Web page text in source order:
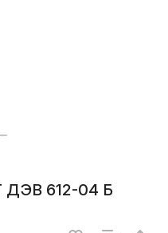
ДЭВ 612-04 Б